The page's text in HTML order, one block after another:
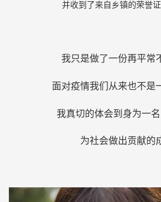
并收到了来自乡镇的荣誉
我只是做了一份再平常
面对疫情我们从来也不是
我真切的体会到身为一
为社会做出贡献的